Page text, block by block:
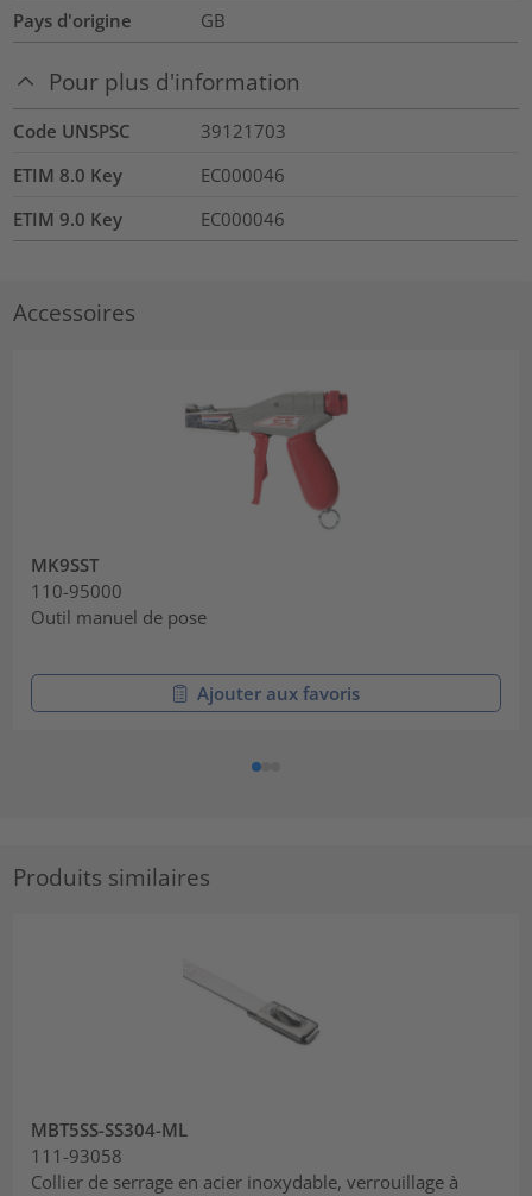
Pays d'origine GB
Pour plus d'information
Code UNSPSC
39121703
ETIM 8.0 Key
EC000046
ETIM 9.0 Key
EC000046
Accessoires
MK9SST
110-95000
Outil manuel de pose
Ajouter aux favoris
Produits similaires
MBT5SS-SS304-ML
111-93058
Collier de serrage en acier inoxydable, verrouillage à